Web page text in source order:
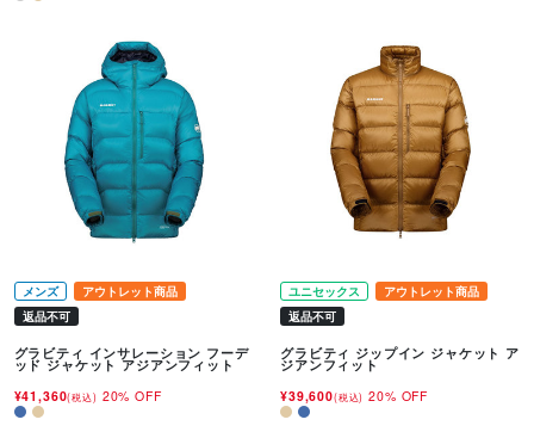
メンズ
アウトレット商品
返品不可
グラビティ インサレーション フーデ
ッド ジャケット アジアンフィット
¥41,360(税込) 20% OFF
ユニセックス
アウトレット商品
返品不可
グラビティ ジップイン ジャケット ア
ジアンフィット
¥39,600(税込) 20% OFF